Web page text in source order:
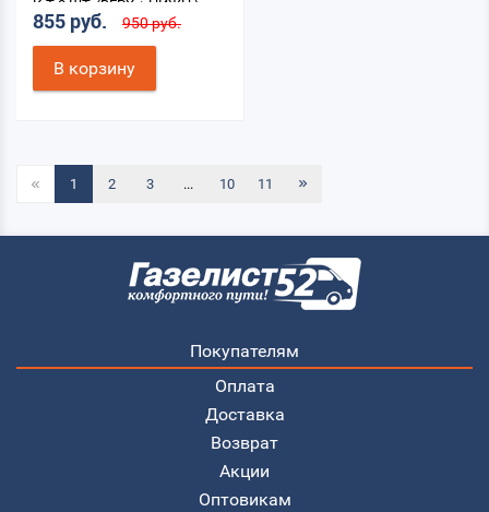
К-Т 8 ШТ. (ВЕРХ.+ НИЖН.)
855 руб. 950 руб.
В корзину
1 2 3 ... 10 11
Покупателям
Оплата
Доставка
Возврат
Акции
Оптовикам